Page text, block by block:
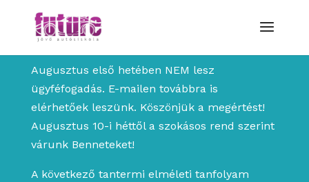
Augusztus első hetében NEM lesz
ügyféfogadás. E-mailen továbbra is
elérhetőek leszünk. Köszönjük a megértést!
Augusztus 10-i héttől a szokásos rend szerint
várunk Benneteket!
A következő tantermi elméleti tanfolyam